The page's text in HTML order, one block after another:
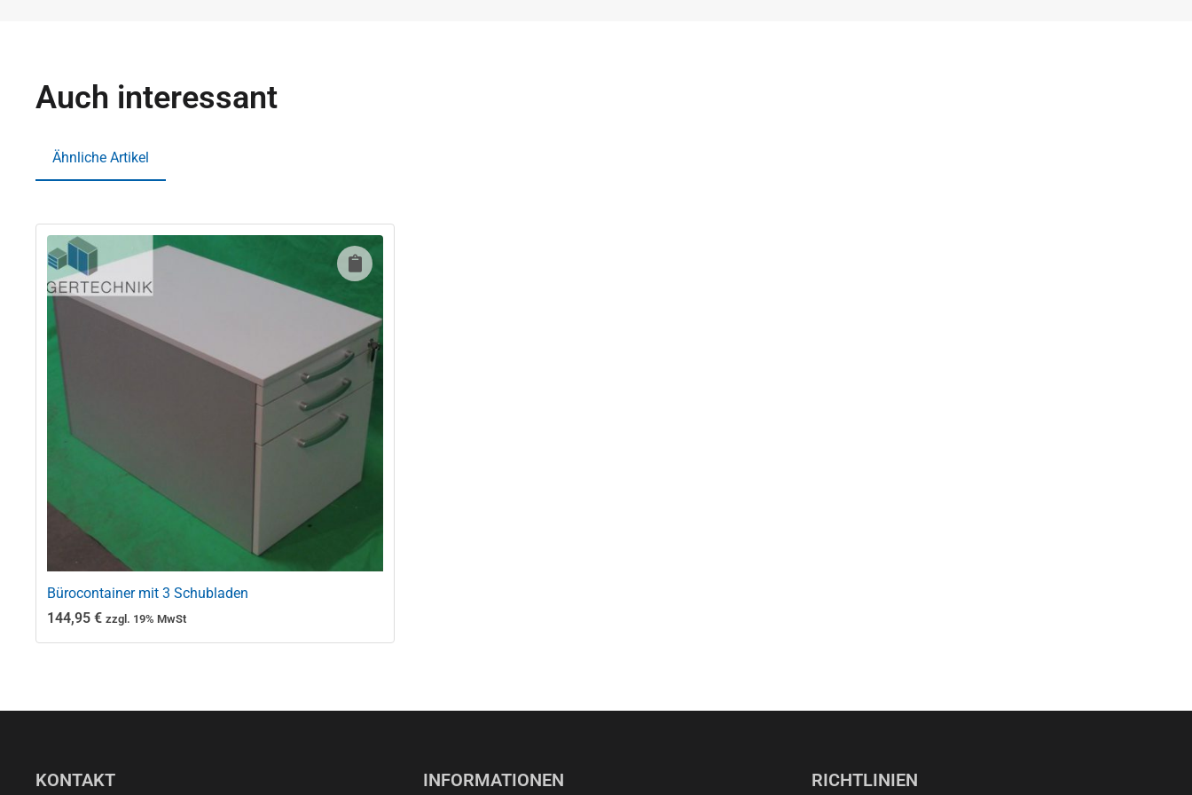
Auch interessant
Ähnliche Artikel
Bürocontainer mit 3 Schubladen
144,95 € zzgl. 19% MwSt
KONTAKT INFORMATIONEN RICHTLINIEN